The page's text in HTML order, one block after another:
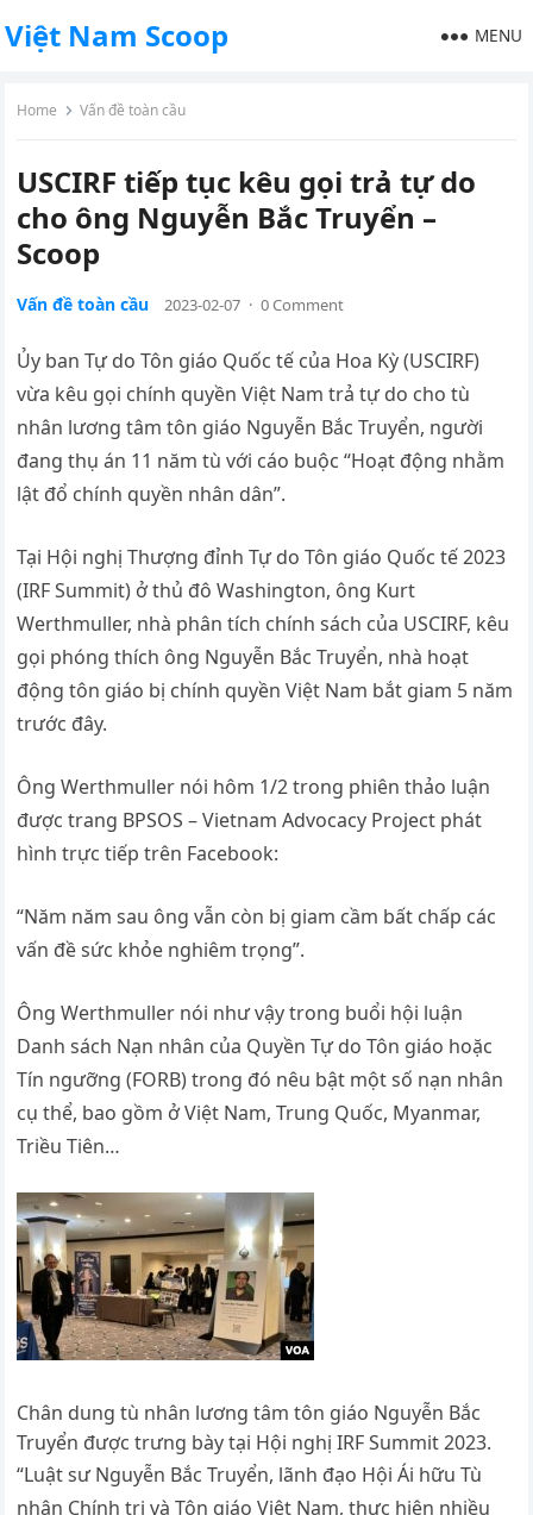
Việt Nam Scoop MENU
Home Vấn đề toàn cầu
USCIRF tiếp tục kêu gọi trả tự do
cho ông Nguyễn Bắc Truyển –
Scoop
Vấn đề toàn cầu 2023-02-07 · 0 Comment
Ủy ban Tự do Tôn giáo Quốc tế của Hoa Kỳ (USCIRF)
vừa kêu gọi chính quyền Việt Nam trả tự do cho tù
nhân lương tâm tôn giáo Nguyễn Bắc Truyển, người
đang thụ án 11 năm tù với cáo buộc “Hoạt động nhằm
lật đổ chính quyền nhân dân”.
Tại Hội nghị Thượng đỉnh Tự do Tôn giáo Quốc tế 2023
(IRF Summit) ở thủ đô Washington, ông Kurt
Werthmuller, nhà phân tích chính sách của USCIRF, kêu
gọi phóng thích ông Nguyễn Bắc Truyển, nhà hoạt
động tôn giáo bị chính quyền Việt Nam bắt giam 5 năm
trước đây.
Ông Werthmuller nói hôm 1/2 trong phiên thảo luận
được trang BPSOS – Vietnam Advocacy Project phát
hình trực tiếp trên Facebook:
“Năm năm sau ông vẫn còn bị giam cầm bất chấp các
vấn đề sức khỏe nghiêm trọng”.
Ông Werthmuller nói như vậy trong buổi hội luận
Danh sách Nạn nhân của Quyền Tự do Tôn giáo hoặc
Tín ngưỡng (FORB) trong đó nêu bật một số nạn nhân
cụ thể, bao gồm ở Việt Nam, Trung Quốc, Myanmar,
Triều Tiên…
Chân dung tù nhân lương tâm tôn giáo Nguyễn Bắc
Truyển được trưng bày tại Hội nghị IRF Summit 2023.
“Luật sư Nguyễn Bắc Truyển, lãnh đạo Hội Ái hữu Tù
nhân Chính trị và Tôn giáo Việt Nam, thực hiện nhiều